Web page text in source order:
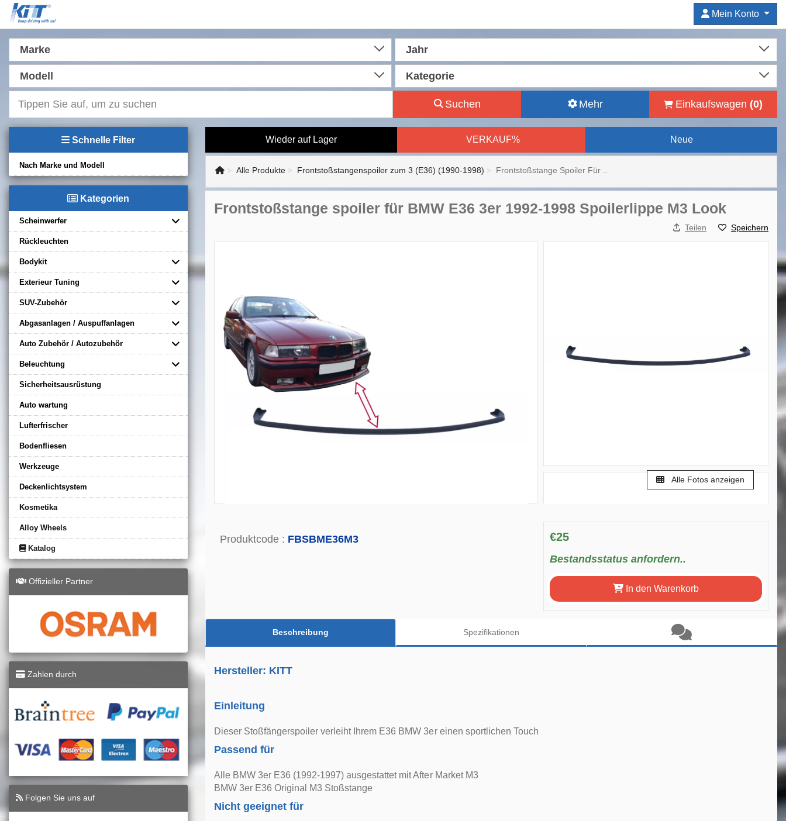
Mein Konto
Marke Jahr
Modell Kategorie
Suchen Mehr Einkaufswagen (0)
Schnelle Filter
Nach Marke und Modell
Kategorien
Scheinwerfer
Rückleuchten
Bodykit
Exterieur Tuning
SUV-Zubehör
Abgasanlagen / Auspuffanlagen
Auto Zubehör / Autozubehör
Beleuchtung
Sicherheitsausrüstung
Auto wartung
Lufterfrischer
Bodenfliesen
Werkzeuge
Deckenlichtsystem
Kosmetika
Alloy Wheels
Katalog
Offizieller Partner
Zahlen durch
Folgen Sie uns auf
Wieder auf Lager VERKAUF% Neue
Alle Produkte Frontstoßstangenspoiler zum 3 (E36) (1990-1998) Frontstoßstange Spoiler Für ..
Frontstoßstange spoiler für BMW E36 3er 1992-1998 Spoilerlippe M3 Look
Teilen Speichern
Alle Fotos anzeigen
Produktcode : FBSBME36M3 €25
Bestandsstatus anfordern..
In den Warenkorb
Beschreibung Spezifikationen
Hersteller: KITT
Einleitung
Dieser Stoßfängerspoiler verleiht Ihrem E36 BMW 3er einen sportlichen Touch
Passend für
Alle BMW 3er E36 (1992-1997) ausgestattet mit After Market M3
BMW 3er E36 Original M3 Stoßstange
Nicht geeignet für